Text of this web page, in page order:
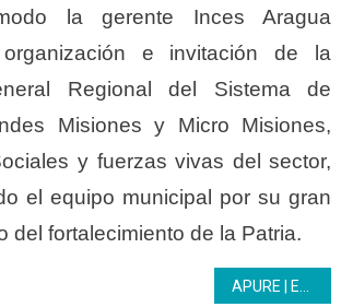
la gerente Inces Aragua
e invitación de la
Regional del Sistema de
Misiones y Micro Misiones,
y fuerzas vivas del sector,
el equipo municipal por su gran
del fortalecimiento de la Patria.